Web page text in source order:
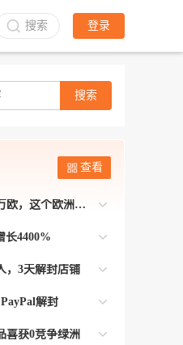
搜索 登录
搜索
查看
从试水到月售超20万欧，这个欧洲本土平台被低估了
长4400%
店铺经过ESG跨境客
，3天解封店铺
台店铺异常问题
解封
Onbuy平台双绿通道
喜获0竞争绿洲